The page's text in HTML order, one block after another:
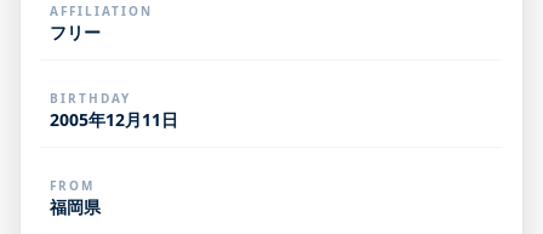
AFFILIATION
フリー
BIRTHDAY
2005年12月11日
FROM
福岡県